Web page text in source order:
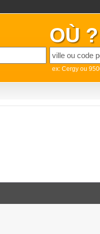
OÙ ?
ex: Cergy ou